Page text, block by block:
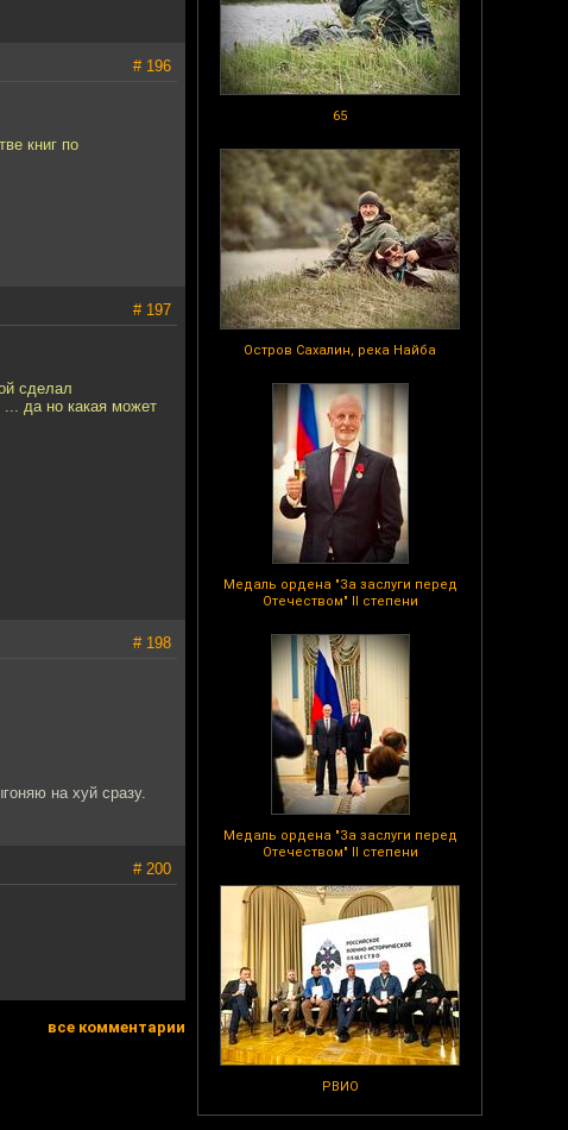
65
Остров Сахалин, река Найба
Медаль ордена "За заслуги перед
Отечеством" II степени
Медаль ордена "За заслуги перед
Отечеством" II степени
РВИО
# 196
книг по
# 197
сделал
... да но какая может
# 198
на хуй сразу.
# 200
все комментарии